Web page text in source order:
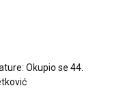
Okupio se 44.